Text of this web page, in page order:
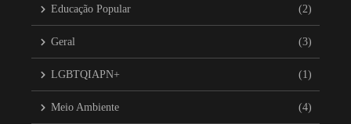
Educação Popular (2)
Geral (3)
LGBTQIAPN+ (1)
Meio Ambiente (4)